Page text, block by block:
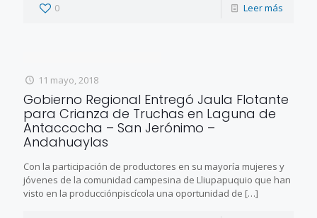
0 Leer más
11 mayo, 2018
Gobierno Regional Entregó Jaula Flotante
para Crianza de Truchas en Laguna de
Antaccocha – San Jerónimo –
Andahuaylas
Con la participación de productores en su mayoría mujeres y
jóvenes de la comunidad campesina de Lliupapuquio que han
visto en la producciónpiscícola una oportunidad de […]